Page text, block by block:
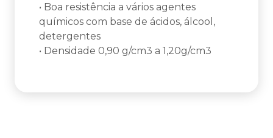
• Boa resistência a vários agentes
químicos com base de ácidos, álcool,
detergentes
• Densidade 0,90 g/cm3 a 1,20g/cm3